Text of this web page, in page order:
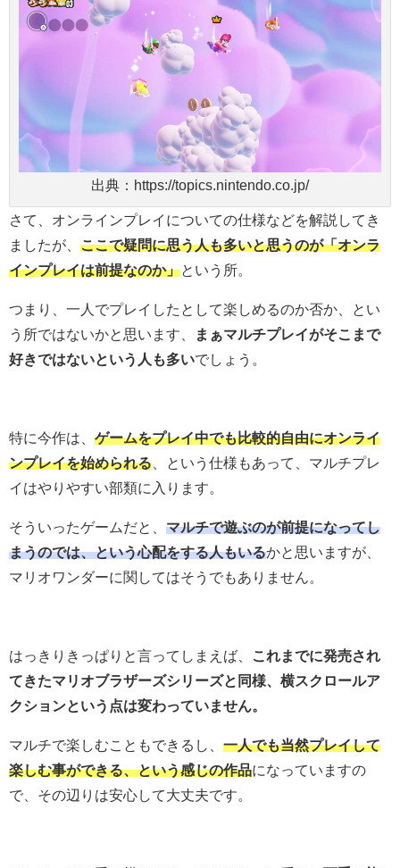
出典：https://topics.nintendo.co.jp/
さて、オンラインプレイについての仕様などを解説してき
ましたが、 ここで疑問に思う人も多いと思うのが「オンラ
インプレイは前提なのか」という所。
つまり、一人でプレイしたとして楽しめるのか否か、とい
う所ではないかと思います、
まぁマルチプレイがそこまで
好きではないという人も多いでしょう。
特に今作は、 ゲームをプレイ中でも比較的自由にオンライ
ンプレイを始められる 、という仕様もあって、マルチプレ
イはやりやすい部類に入ります。
そういったゲームだと、 マルチで遊ぶのが前提になってし
まうのでは、という心配をする人もいるかと思いますが、
マリオワンダーに関してはそうでもありません。
はっきりきっぱりと言ってしまえば、
これまでに発売され
てきたマリオブラザーズシリーズと同様、横スクロールア
クションという点は変わっていません。
マルチで楽しむこともできるし、 一人でも当然プレイして
楽しむ事ができる、という感じの作品になっていますの
で、その辺りは安心して大丈夫です。